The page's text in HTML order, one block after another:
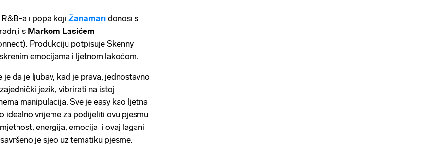
R&B-a i popa koji Žanamari donosi s
s Markom Lasićem
Produkciju potpisuje Skenny
emocijama i ljetnom lakoćom.
je da je ljubav, kad je prava, jednostavno
jezik, vibrirati na istoj
manipulacija. Sve je easy kao ljetna
idealno vrijeme za podijeliti ovu pjesmu
energija, emocija i ovaj lagani
je sjeo uz tematiku pjesme.